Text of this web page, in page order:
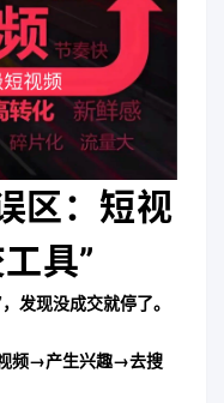
区：短视
具”
发现没成交就停了。
频→产生兴趣→去搜